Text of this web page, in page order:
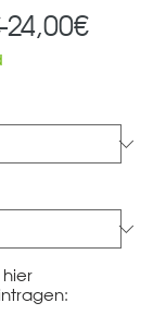
24,00€Sale-